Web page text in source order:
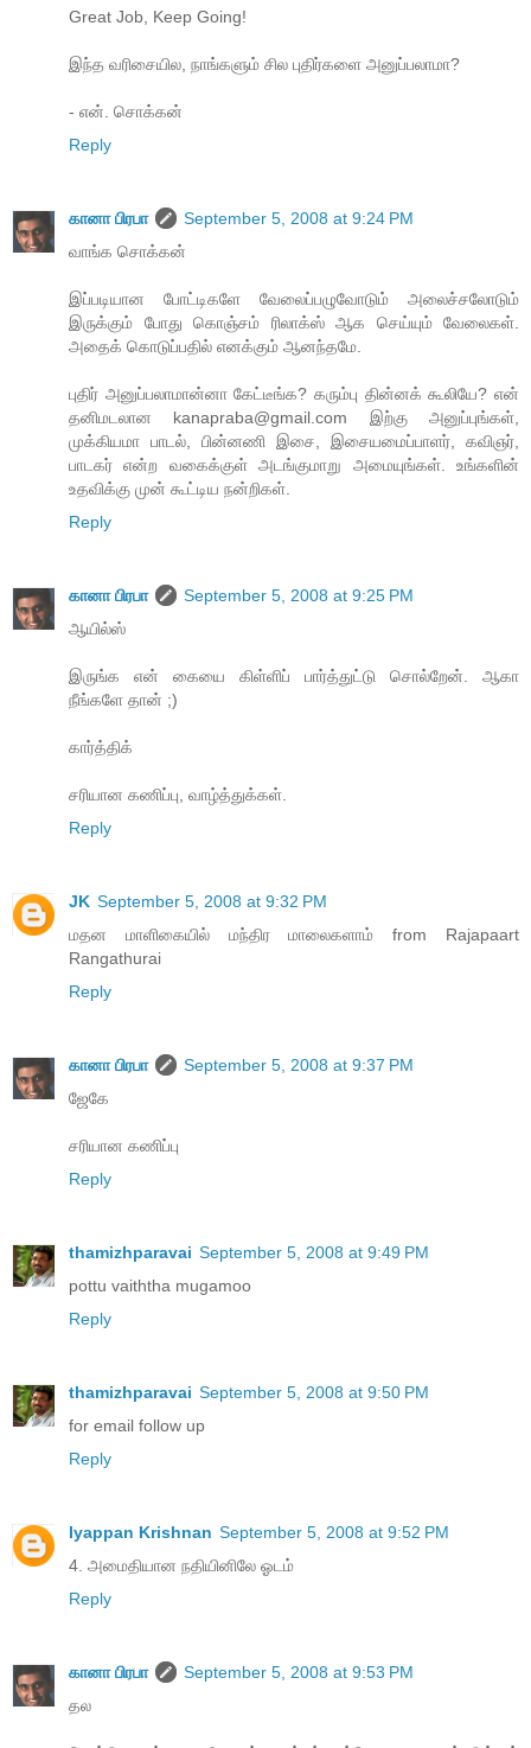
Great Job, Keep Going!
இந்த வரிசையில, நாங்களும் சில புதிர்களை அனுப்பலாமா?
- என். சொக்கன்
Reply
கானா பிரபா
September 5, 2008 at 9:24 PM
வாங்க சொக்கன்
இப்படியான போட்டிகளே வேலைப்பழுவோடும் அலைச்சலோடும்
இருக்கும் போது கொஞ்சம் ரிலாக்ஸ் ஆக செய்யும் வேலைகள்.
அதைக் கொடுப்பதில் எனக்கும் ஆனந்தமே.
புதிர் அனுப்பலாமான்னா கேட்டீங்க? கரும்பு தின்னக் கூலியே? என்
தனிமடலான kanapraba@gmail.com இற்கு அனுப்புங்கள்,
முக்கியமா பாடல், பின்னணி இசை, இசையமைப்பாளர், கவிஞர்,
பாடகர் என்ற வகைக்குள் அடங்குமாறு அமையுங்கள். உங்களின்
உதவிக்கு முன் கூட்டிய நன்றிகள்.
Reply
கானா பிரபா
September 5, 2008 at 9:25 PM
ஆயில்ஸ்
இருங்க என் கையை கிள்ளிப் பார்த்துட்டு சொல்றேன். ஆகா
நீங்களே தான் ;)
கார்த்திக்
சரியான கணிப்பு, வாழ்த்துக்கள்.
Reply
JK September 5, 2008 at 9:32 PM
மதன மாளிகையில் மந்திர மாலைகளாம் from Rajapaart
Rangathurai
Reply
கானா பிரபா
September 5, 2008 at 9:37 PM
ஜேகே
சரியான கணிப்பு
Reply
thamizhparavai September 5, 2008 at 9:49 PM
pottu vaiththa mugamoo
Reply
thamizhparavai September 5, 2008 at 9:50 PM
for email follow up
Reply
Iyappan Krishnan September 5, 2008 at 9:52 PM
4. அமைதியான நதியினிலே ஓடம்
Reply
கானா பிரபா
September 5, 2008 at 9:53 PM
தல